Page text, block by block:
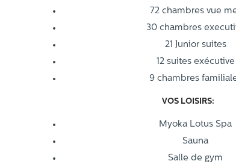
72 chambres vue
30 chambres
21 Junior suites
12 suites exécutive
9 chambres
VOS LOISIRS:
Myoka Lotus Spa
Sauna
Salle de gym